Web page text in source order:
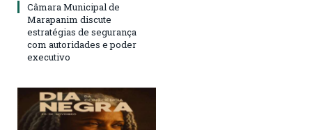
Câmara Municipal de
Marapanim discute
estratégias de segurança
com autoridades e poder
executivo